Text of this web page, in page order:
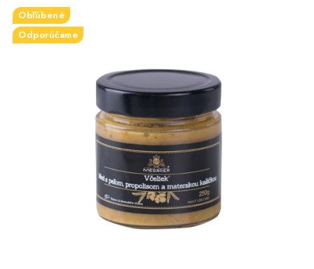
MEDOVÁ KOZMETIKA
MEDOVÉ DARČEKOVÉ SETY
VÝROBKY Z VOSKU
DOPLNKY KU VČELÍM PRODUKTOM
MEDOVÉ CUKROVINKY
Obľúbené
Odporúčame